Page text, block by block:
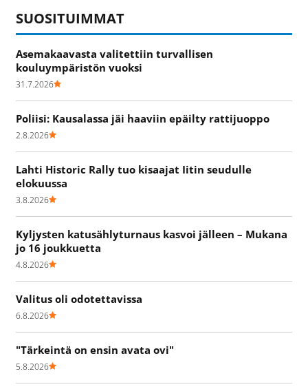
SUOSITUIMMAT
Asemakaavasta valitettiin turvallisen
kouluympäristön vuoksi
31.7.2026
Poliisi: Kausalassa jäi haaviin epäilty rattijuoppo
2.8.2026
Lahti Historic Rally tuo kisaajat Iitin seudulle
elokuussa
3.8.2026
Kyljysten katusählyturnaus kasvoi jälleen – Mukana
jo 16 joukkuetta
4.8.2026
Valitus oli odotettavissa
6.8.2026
"Tärkeintä on ensin avata ovi"
5.8.2026